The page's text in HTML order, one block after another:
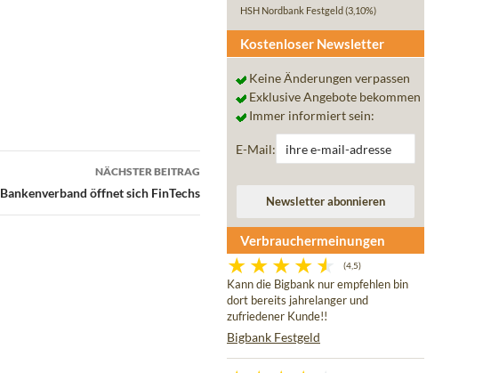
NÄCHSTER BEITRAG
Bankenverband öffnet sich FinTechs
HSH Nordbank Festgeld (3,10%)
Kostenloser Newsletter
Keine Änderungen verpassen
Exklusive Angebote bekommen
Immer informiert sein:
E-Mail:
Verbrauchermeinungen
(4,5)
Kann die Bigbank nur empfehlen bin
dort bereits jahrelanger und
zufriedener Kunde!!
Bigbank Festgeld